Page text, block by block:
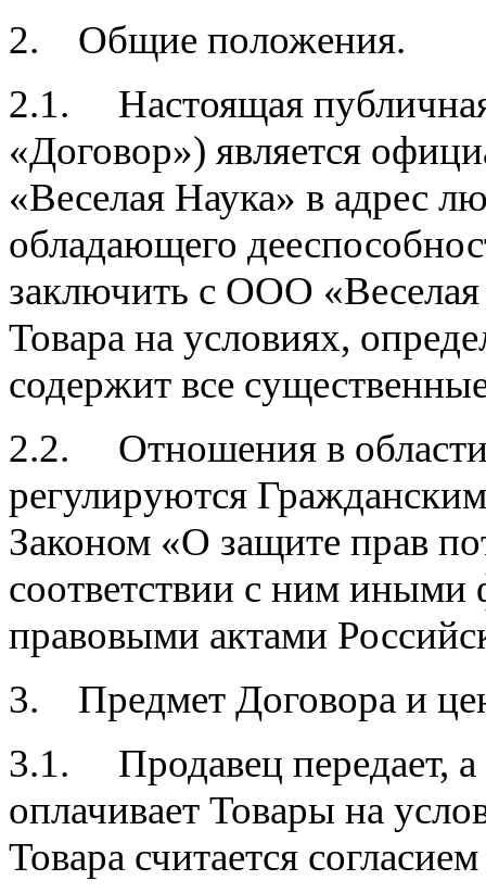
2. Общие положения.
2.1. Настоящая
«Договор») является
«Веселая Наука» в адрес
обладающего
заключить с ООО
Товара на условиях,
содержит все
2.2. Отношения в области
регулируются
Законом «О защите прав
соответствии с ним
правовыми актами
3. Предмет Договора и
3.1. Продавец передает, а
оплачивает Товары на
Товара считается